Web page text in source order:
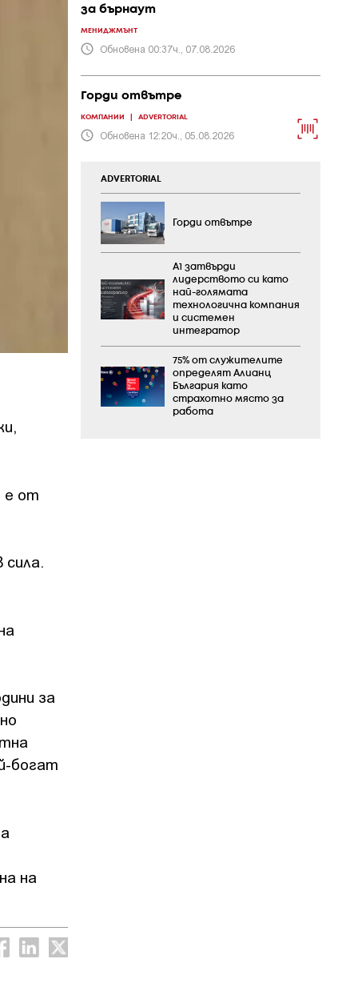
е от
за
богат
на
за бърнаут
МЕНИДЖМЪНТ
Обновена 00:37ч., 07.08.2026
Горди отвътре
КОМПАНИИ ADVERTORIAL
Обновена 12:20ч., 05.08.2026
ADVERTORIAL
Горди отвътре
А1 затвърди
лидерството си като
най-голямата
технологична компания
и системен
интегратор
75% от служителите
определят Алианц
България като
страхотно място за
работа